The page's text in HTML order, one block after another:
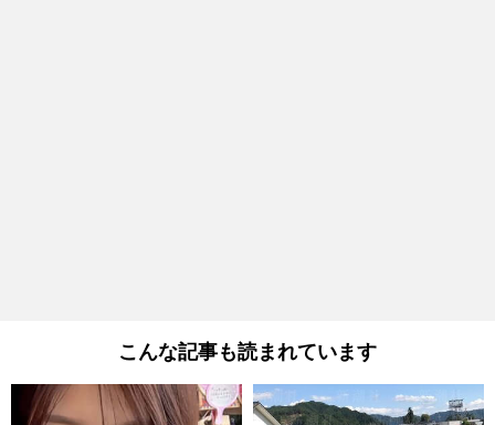
こんな記事も読まれています